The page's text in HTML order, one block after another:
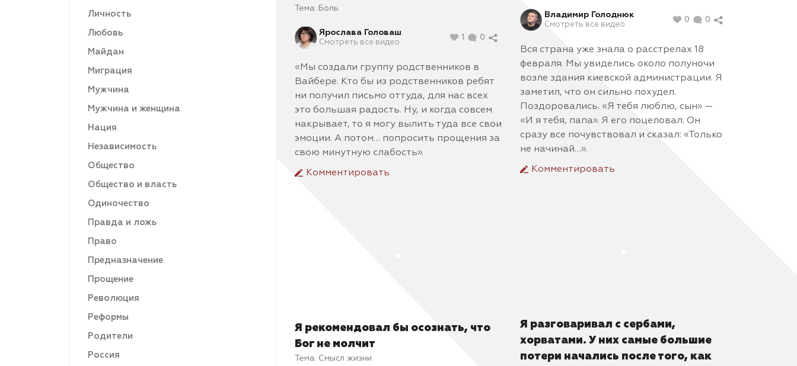
Личность
Любовь
Майдан
Миграция
Мужчина
Мужчина и женщина
Нация
Независимость
Общество
Общество и власть
Одиночество
Правда и ложь
Право
Предназначение
Прощение
Революция
Реформы
Родители
Россия
Владимир Голоднюк
Смотреть все видео
0 0
Вся страна уже знала о расстрелах 18
февраля. Мы увиделись около полуночи
возле здания киевской администрации. Я
заметил, что он сильно похудел.
Поздоровались. «Я тебя люблю, сын» —
«И я тебя, папа». Я его поцеловал. Он
сразу все почувствовал и сказал: «Только
не начинай…».
Комментировать
Тема: Боль
Ярослава Головаш
Смотреть все видео
1 0
«Мы создали группу родственников в
Вайбере. Кто бы из родственников ребят
ни получил письмо оттуда, для нас всех
это большая радость. Ну, и когда совсем
накрывает, то я могу вылить туда все свои
эмоции. А потом… попросить прощения за
свою минутную слабость».
Комментировать
Я разговаривал с сербами,
хорватами. У них самые большие
потери начались после того, как
Я рекомендовал бы осознать, что
Бог не молчит
Тема: Смысл жизни